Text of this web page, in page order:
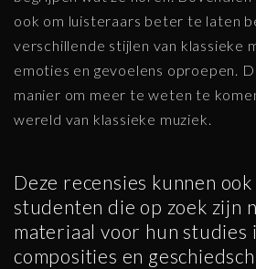
ook om luisteraars beter te laten
verschillende stijlen van klassieke
emoties en gevoelens oproepen.
manier om meer te weten te
wereld van klassieke muziek.
Deze recensies kunnen
studenten die op zoek zijn
materiaal voor hun studies
composities en